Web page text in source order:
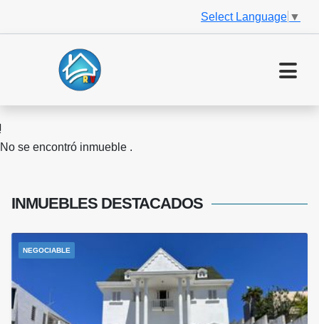
Select Language ▼
No se encontró inmueble .
INMUEBLES DESTACADOS
NEGOCIABLE